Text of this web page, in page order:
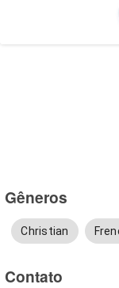
Gêneros
Christian
Contato